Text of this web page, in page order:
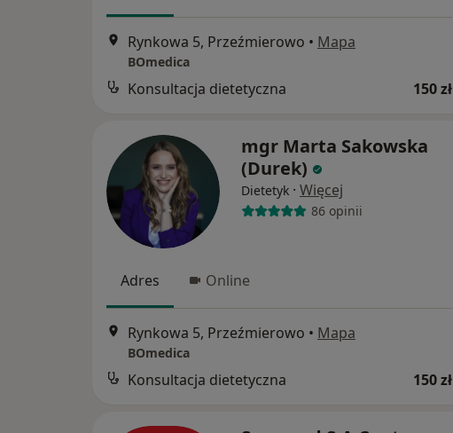
Rynkowa 5, Przeźmierowo • Mapa
BOmedica
Konsultacja dietetyczna 150 zł
mgr Marta Sakowska
(Durek)
Dietetyk · Więcej
86 opinii
Adres Online
Rynkowa 5, Przeźmierowo • Mapa
BOmedica
Konsultacja dietetyczna 150 zł